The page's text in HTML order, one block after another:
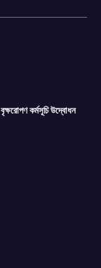
কর্মসূচি উদ্বোধন